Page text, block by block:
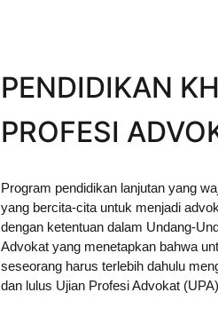
PENDIDIKAN
PROFESI
Program pendidikan lanjutan yang
yang bercita-cita untuk menjadi
dengan ketentuan dalam Undang-
Advokat yang menetapkan bahwa
seseorang harus terlebih dahulu
dan lulus Ujian Profesi Advokat